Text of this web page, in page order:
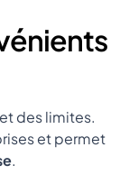
des limites.
et permet
.